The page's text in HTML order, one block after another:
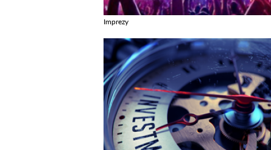
Imprezy